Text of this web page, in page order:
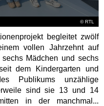
©RTL
begleitet zwölf
vollen Jahrzehnt auf
Mädchen und sechs
dem Kindergarten und
Publikums unzählige
sind sie 13 und 14
in der manchmal...